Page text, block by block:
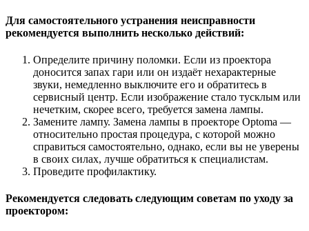
Для самостоятельного устранения неисправности
рекомендуется выполнить несколько действий:
Определите причину поломки. Если из проектора
доносится запах гари или он издаёт нехарактерные
звуки, немедленно выключите его и обратитесь в
сервисный центр. Если изображение стало тусклым или
нечетким, скорее всего, требуется замена лампы.
Замените лампу. Замена лампы в проекторе Optoma —
относительно простая процедура, с которой можно
справиться самостоятельно, однако, если вы не уверены
в своих силах, лучше обратиться к специалистам.
Проведите профилактику.
Рекомендуется следовать следующим советам по уходу за
проектором: